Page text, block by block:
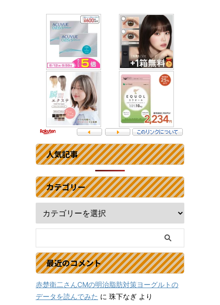
人気記事
カテゴリー
最近のコメント
赤楚衛二さんCMの明治脂肪対策ヨーグルトの
データを読んでみた に 珠下なぎ より